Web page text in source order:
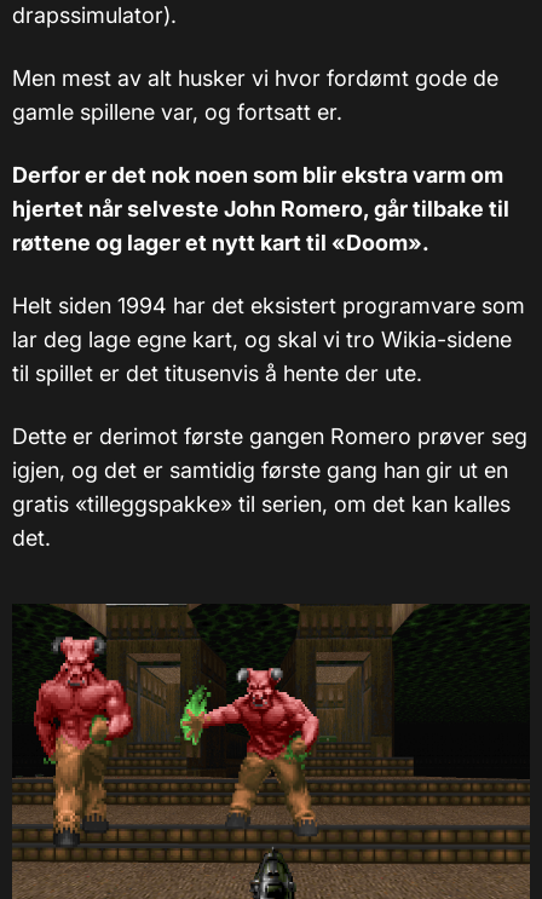
drapssimulator).
Men mest av alt husker vi hvor fordømt gode de
gamle spillene var, og fortsatt er.
Derfor er det nok noen som blir ekstra varm om
hjertet når selveste John Romero, går tilbake til
røttene og lager et nytt kart til «Doom».
Helt siden 1994 har det eksistert programvare som
lar deg lage egne kart, og skal vi tro Wikia-sidene
til spillet er det titusenvis å hente der ute.
Dette er derimot første gangen Romero prøver seg
igjen, og det er samtidig første gang han gir ut en
gratis «tilleggspakke» til serien, om det kan kalles
det.